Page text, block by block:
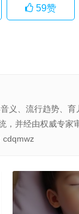
59赞
义、流行趋势、
，并经由权威专
cdqmwz